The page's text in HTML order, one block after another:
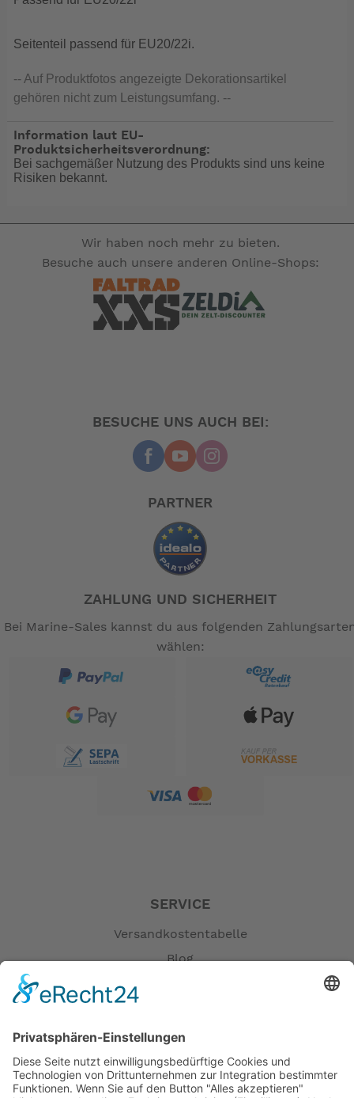
Seitenteil passend für EU20/22i.
-- Auf Produktfotos angezeigte Dekorationsartikel
gehören nicht zum Leistungsumfang. --
Information laut EU-
Produktsicherheitsverordnung:
Bei sachgemäßer Nutzung des Produkts sind uns keine
Risiken bekannt.
Wir haben noch mehr zu bieten.
Besuche auch unsere anderen Online-Shops:
BESUCHE UNS AUCH BEI:
PARTNER
ZAHLUNG UND SICHERHEIT
Bei Marine-Sales kannst du aus folgenden
wählen:
SERVICE
Versandkostentabelle
Blog
Erklärung zur Barrierefreiheit
AGB
Öffnungszeiten
Versandpartner